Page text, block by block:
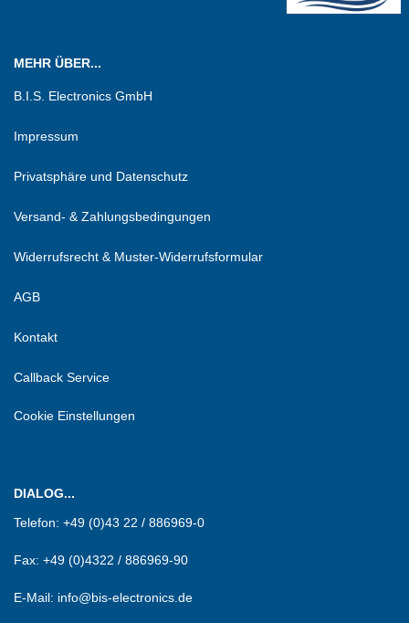
MEHR ÜBER...
B.I.S. Electronics GmbH
Impressum
Privatsphäre und Datenschutz
Versand- & Zahlungsbedingungen
Widerrufsrecht & Muster-Widerrufsformular
AGB
Kontakt
Callback Service
Cookie Einstellungen
DIALOG...
Telefon: +49 (0)43 22 / 886969-0
Fax: +49 (0)4322 / 886969-90
E-Mail: info@bis-electronics.de